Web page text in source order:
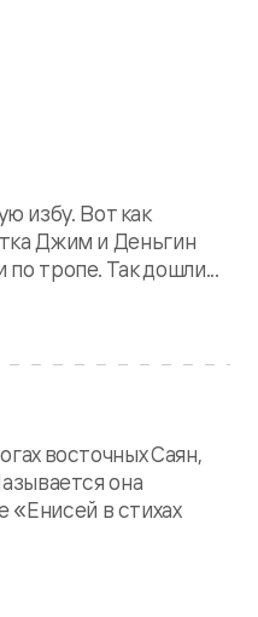
избу. Вот как
Джим и Деньгин
тропе. Так дошли...
восточных Саян,
она
в стихах